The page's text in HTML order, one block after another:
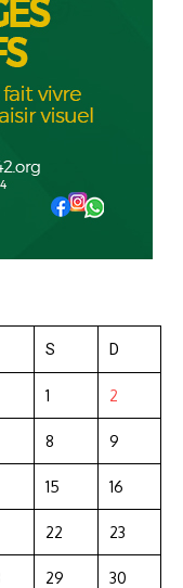
S D
1 2
8 9
15 16
22 23
29 30